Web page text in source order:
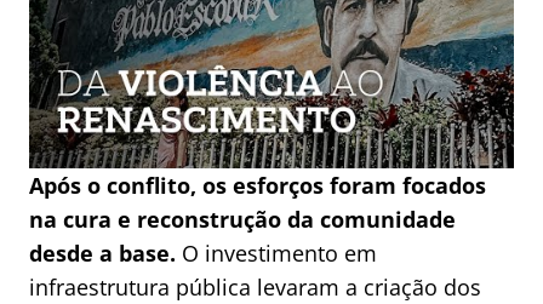
Após o conflito, os esforços foram focados
na cura e reconstrução da comunidade
desde a base. O investimento em
infraestrutura pública levaram a criação dos